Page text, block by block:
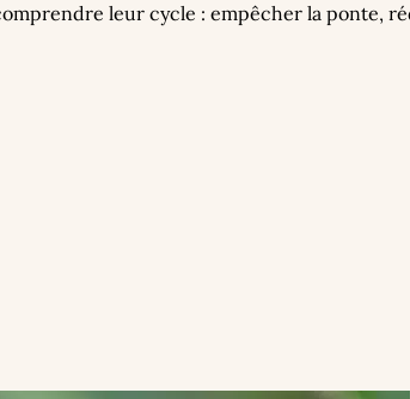
leur cycle : empêcher la ponte,